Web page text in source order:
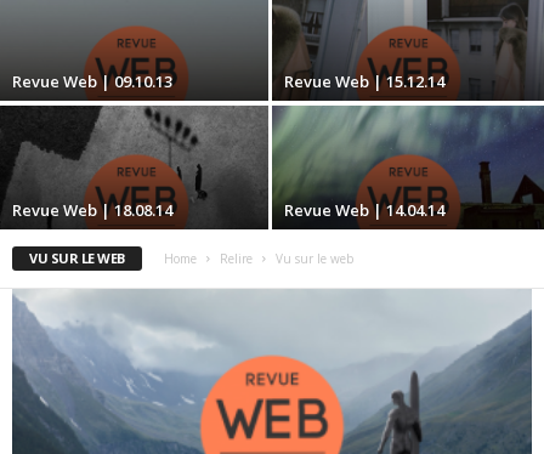
Revue Web | 09.10.13 Revue Web | 15.12.14
Revue Web | 18.08.14 Revue Web | 14.04.14
VU SUR LE WEB Home Relire Vu sur le web